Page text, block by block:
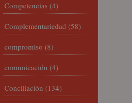
Competencias (4)
Complementariedad (58)
compromiso (8)
comunicación (4)
Conciliación (134)